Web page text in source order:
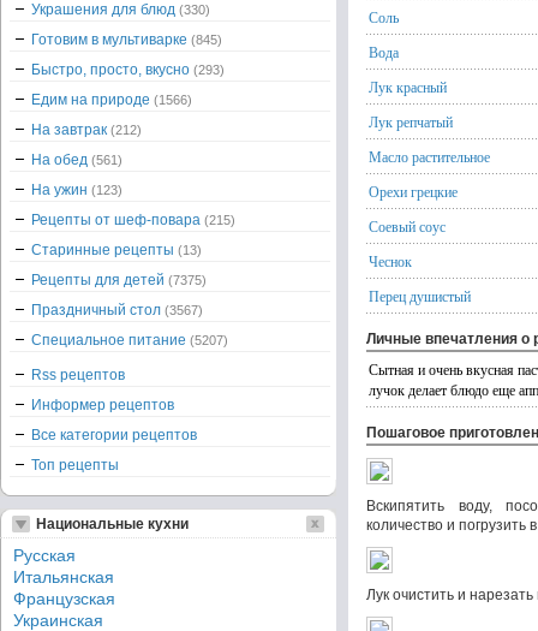
Соль
Вода
Лук красный
Лук репчатый
Масло растительное
Орехи грецкие
Соевый соус
Чеснок
Перец душистый
Личные впечатления о
Сытная и очень вкусная
лучок делает блюдо еще
Пошаговое
Вскипятить воду,
количество и погрузить
Лук очистить и нарезать
Украшения для блюд (330)
Готовим в мультиварке (845)
Быстро, просто, вкусно (293)
Едим на природе (1566)
На завтрак (212)
На обед (561)
На ужин (123)
Рецепты от шеф-повара (215)
Старинные рецепты (13)
Рецепты для детей (7375)
Праздничный стол (3567)
Специальное питание (5207)
Rss рецептов
Информер рецептов
Все категории рецептов
Топ рецепты
Национальные кухни
Русская
Итальянская
Французская
Украинская